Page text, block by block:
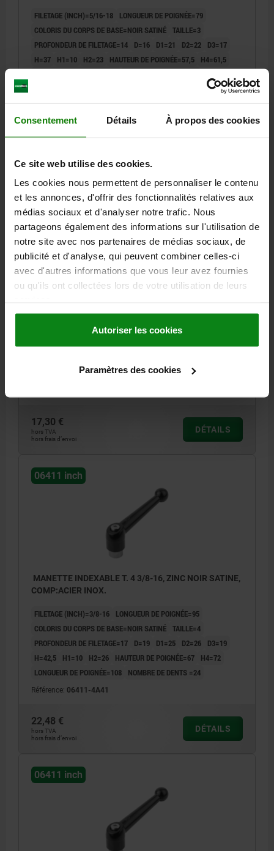
Consentement Détails À propos des cookies
Ce site web utilise des cookies.
Les cookies nous permettent de personnaliser le contenu
et les annonces, d'offrir des fonctionnalités relatives aux
médias sociaux et d'analyser notre trafic. Nous
partageons également des informations sur l'utilisation de
notre site avec nos partenaires de médias sociaux, de
publicité et d'analyse, qui peuvent combiner celles-ci
avec d'autres informations que vous leur avez fournies
ou qu'ils ont collectées lors de votre utilisation de leurs
Autoriser les cookies
Paramètres des cookies
FILETAGE (INCH)=5/16-18
LONGUEUR DE POIGNÉE=79
COLORIS DU CORPS DE BASE=NOIR SATINÉ TAILLE=3
PROFONDEUR DE FILETAGE=14
D=16 D1=21 D2=22
D3=17
H=37
H1=10 H2=23 HAUTEUR DE POIGNÉE=57,5
H4=61,5
17,30 €
hors frais d’envoi
MANETTE INDEXABLE T. 3 3/8-16, ZINC NOIR SATINE,
COMP:ACIER INOX.
FILETAGE (INCH)=3/8-16 LONGUEUR DE POIGNÉE=79
COLORIS DU CORPS DE BASE=NOIR SATINÉ TAILLE=3
PROFONDEUR DE FILETAGE=14 D=16 D1=21 D2=22 D3=17
LONGUEUR DE POIGNÉE=90 NOMBRE DE DENTS =22
17,30 €
hors TVA
hors frais d’envoi
DÉTAILS
06411 inch
MANETTE INDEXABLE T. 4 3/8-16, ZINC NOIR SATINE,
COMP:ACIER INOX.
FILETAGE (INCH)=3/8-16
LONGUEUR DE POIGNÉE=95
COLORIS DU CORPS DE BASE=NOIR SATINÉ TAILLE=4
PROFONDEUR DE FILETAGE=17
D=19 D1=25 D2=26
D3=19
H=42,5
H1=10 H2=26 HAUTEUR DE POIGNÉE=67
H4=72
LONGUEUR DE POIGNÉE=108
NOMBRE DE DENTS =24
Référence: 06411-4A41
22,48 €
hors TVA
hors frais d’envoi
DÉTAILS
06411 inch